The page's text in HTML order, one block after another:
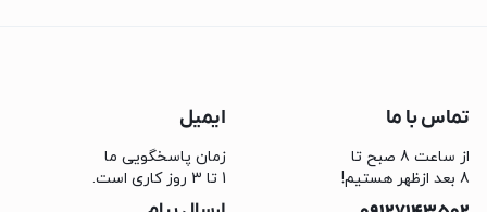
تماس با ما
از ساعت 8 صبح تا
8 بعد ازظهر هستیم!
ایمیل
زمان پاسخگویی ما
1 تا 3 روز کاری است.